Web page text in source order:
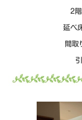
家づくりの知識
お問い合わせ
2
延べ
間取